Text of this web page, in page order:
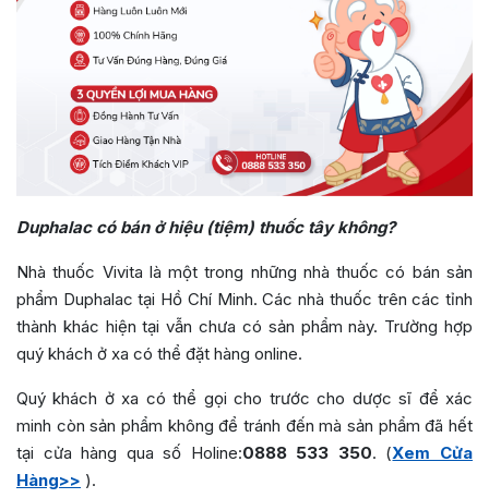
Duphalac có bán ở hiệu (tiệm) thuốc tây không?
Nhà thuốc Vivita là một trong những nhà thuốc có bán sản
phẩm Duphalac tại Hồ Chí Minh. Các nhà thuốc trên các tỉnh
thành khác hiện tại vẫn chưa có sản phẩm này. Trường hợp
quý khách ở xa có thể đặt hàng online.
Quý khách ở xa có thể gọi cho trước cho dược sĩ để xác
minh còn sản phẩm không để tránh đến mà sản phẩm đã hết
tại cửa hàng qua số Holine:0888 533 350. (Xem Cửa
Hàng>> ).